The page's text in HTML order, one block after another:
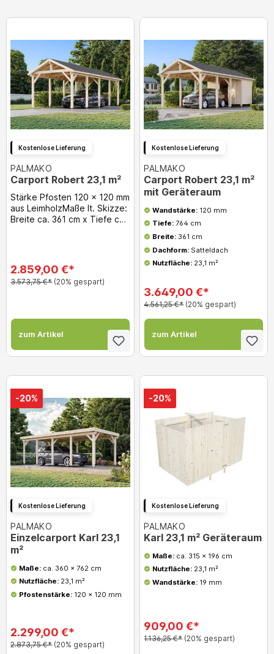
Kostenlose Lieferung
PALMAKO
Carport Robert 23,1 m²
Stärke Pfosten 120 x 120 mm
aus LeimholzMaße It. Skizze:
Breite ca. 361 cm x Tiefe ca.
2.859,00 €*
3.573,75 €* (20% gespart)
zum Artikel
Kostenlose Lieferung
PALMAKO
Carport Robert 23,1 m²
mit Geräteraum
Wandstärke:120 mm
Tiefe:764 cm
Breite:361 cm
Dachform:Satteldach
Nutzfläche:23,1 m²
3.649,00 €*
4.561,25 €* (20% gespart)
zum Artikel
-20%
Kostenlose Lieferung
PALMAKO
Einzelcarport Karl 23,1
m²
Maße: ca. 360 x 762 cm
Nutzfläche:23,1 m²
Pfostenstärke:120 x 120 mm
2.299,00 €*
2.873,75 €* (20% gespart)
-20%
Kostenlose Lieferung
PALMAKO
Karl 23,1 m² Geräteraum
Maße:ca. 315 x 196 cm
Nutzfläche: 23,1 m²
Wandstärke:19 mm
909,00 €*
1.136,25 €* (20% gespart)